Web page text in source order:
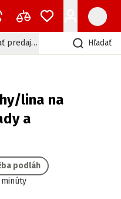
predajňu Hľadať
lina na
a
minúty
podláh